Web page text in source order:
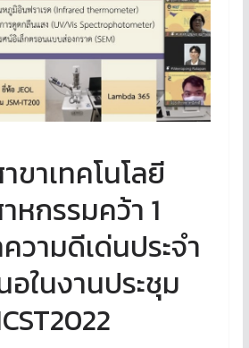
ขาเทคโนโลยี
หกรรมคว้า 1
วามดีเด่นประจำ
อในงานประชุม